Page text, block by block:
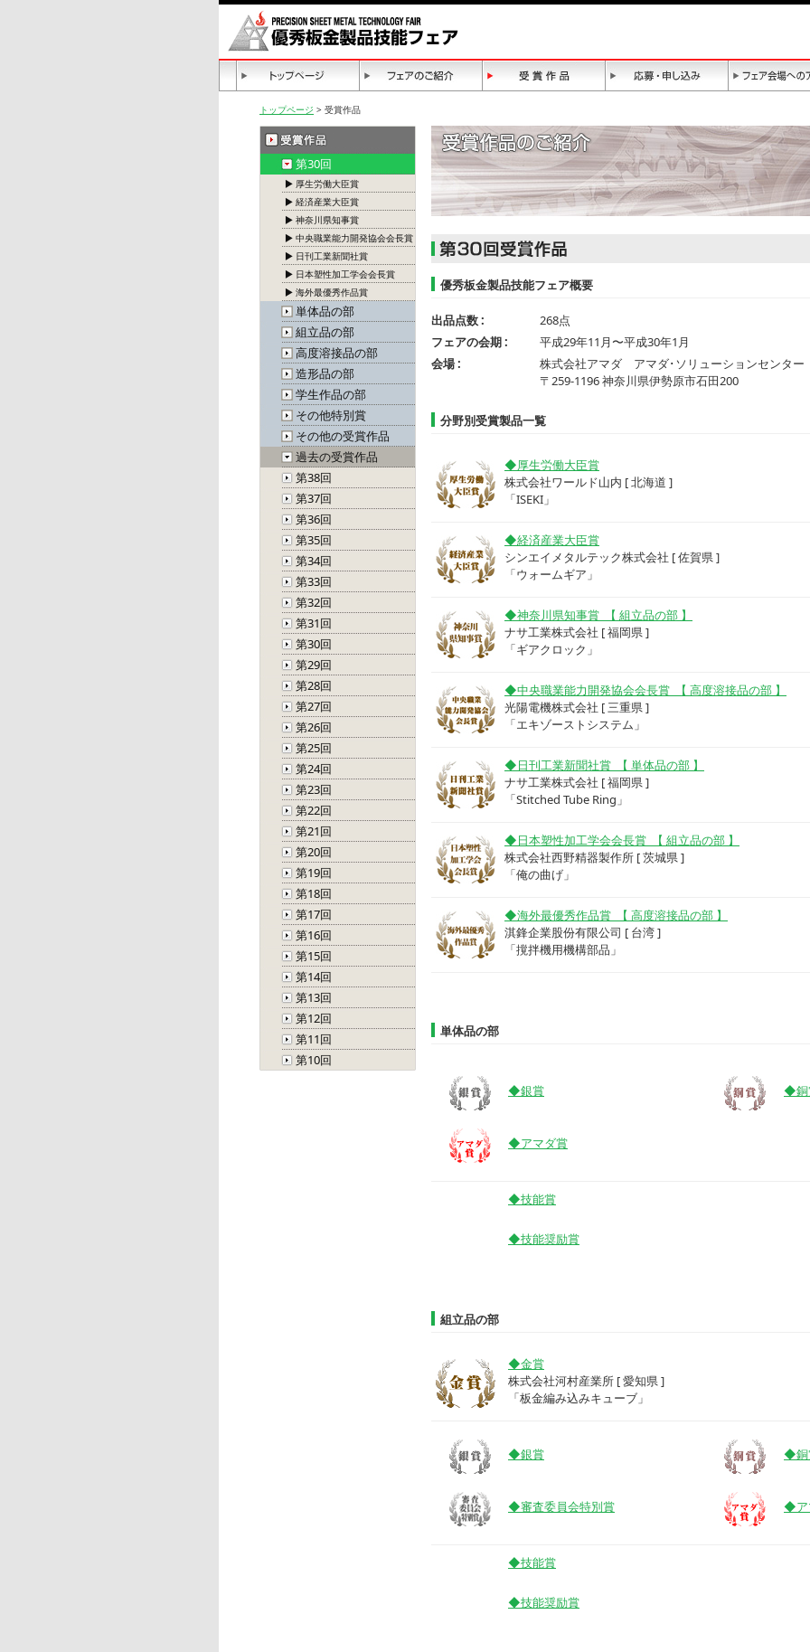
トップページ > 受賞作品
優秀板金製品技能フェア概要
出品点数 :
268点
フェアの会期 :
平成29年11月〜平成30年1月
会場 :
株式会社アマダ アマダ･ソリューションセンター
〒259-1196 神奈川県伊勢原市石田200
分野別受賞製品一覧
◆厚生労働大臣賞
株式会社ワールド山内 [ 北海道 ]
「ISEKI」
◆経済産業大臣賞
シンエイメタルテック株式会社 [ 佐賀県 ]
「ウォームギア」
◆神奈川県知事賞 【 組立品の部 】
ナサ工業株式会社 [ 福岡県 ]
「ギアクロック」
◆中央職業能力開発協会会長賞 【 高度溶接品の部 】
光陽電機株式会社 [ 三重県 ]
「エキゾーストシステム」
◆日刊工業新聞社賞 【 単体品の部 】
ナサ工業株式会社 [ 福岡県 ]
「Stitched Tube Ring」
◆日本塑性加工学会会長賞 【 組立品の部 】
株式会社西野精器製作所 [ 茨城県 ]
「俺の曲げ」
◆海外最優秀作品賞 【 高度溶接品の部 】
淇鋒企業股份有限公司 [ 台湾 ]
「撹拌機用機構部品」
単体品の部
◆銀賞 ◆銅
◆アマダ賞
◆技能賞
◆技能奨励賞
組立品の部
◆金賞
株式会社河村産業所 [ 愛知県 ]
「板金編み込みキューブ」
◆銀賞 ◆銅
◆審査委員会特別賞 ◆ア
◆技能賞
◆技能奨励賞
第30回
▶ 厚生労働大臣賞
▶ 経済産業大臣賞
▶ 神奈川県知事賞
▶ 中央職業能力開発協会会長賞
▶ 日刊工業新聞社賞
▶ 日本塑性加工学会会長賞
▶ 海外最優秀作品賞
単体品の部
組立品の部
高度溶接品の部
造形品の部
学生作品の部
その他特別賞
その他の受賞作品
過去の受賞作品
第38回
第37回
第36回
第35回
第34回
第33回
第32回
第31回
第30回
第29回
第28回
第27回
第26回
第25回
第24回
第23回
第22回
第21回
第20回
第19回
第18回
第17回
第16回
第15回
第14回
第13回
第12回
第11回
第10回